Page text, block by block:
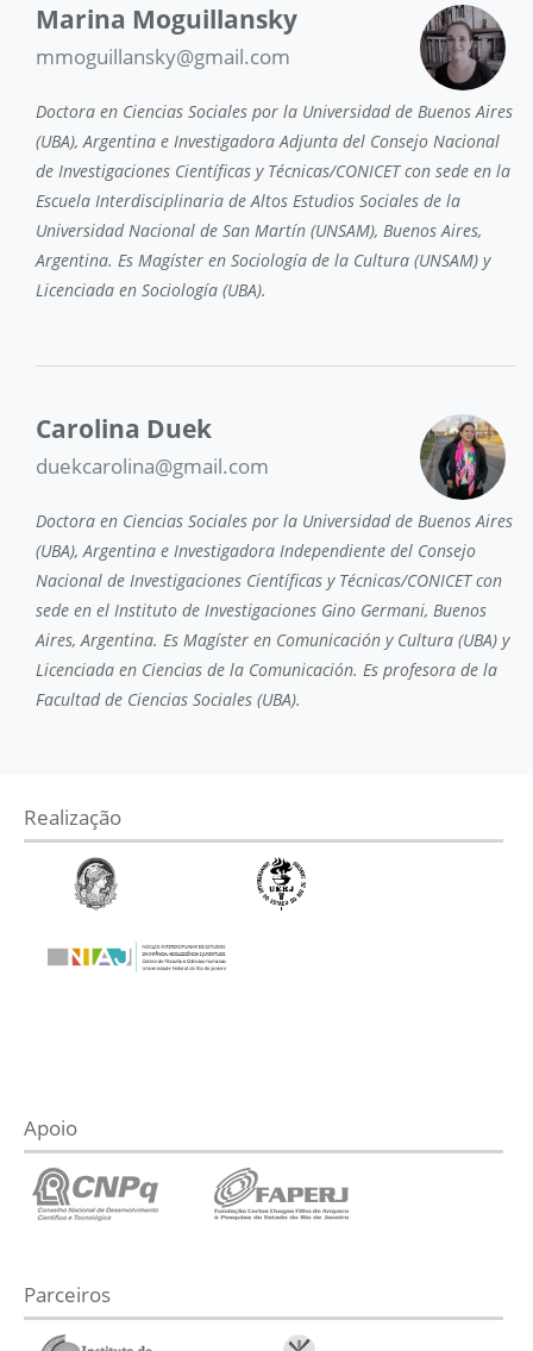
Marina Moguillansky
mmoguillansky@gmail.com
Doctora en Ciencias Sociales por la Universidad de Buenos Aires
(UBA), Argentina e Investigadora Adjunta del Consejo Nacional
de Investigaciones Científicas y Técnicas/CONICET con sede en la
Escuela Interdisciplinaria de Altos Estudios Sociales de la
Universidad Nacional de San Martín (UNSAM), Buenos Aires,
Argentina. Es Magíster en Sociología de la Cultura (UNSAM) y
Licenciada en Sociología (UBA).
Carolina Duek
duekcarolina@gmail.com
Doctora en Ciencias Sociales por la Universidad de Buenos Aires
(UBA), Argentina e Investigadora Independiente del Consejo
Nacional de Investigaciones Científicas y Técnicas/CONICET con
sede en el Instituto de Investigaciones Gino Germani, Buenos
Aires, Argentina. Es Magíster en Comunicación y Cultura (UBA) y
Licenciada en Ciencias de la Comunicación. Es profesora de la
Facultad de Ciencias Sociales (UBA).
Realização
Apoio
Parceiros